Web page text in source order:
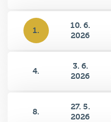
1.
10. 6.
2026
4.
3. 6.
2026
8.
27. 5.
2026